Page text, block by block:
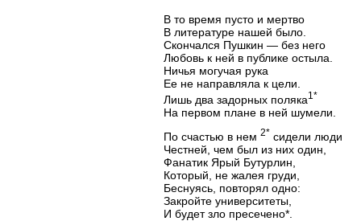
В то время пусто и мертво
В литературе нашей было.
Скончался Пушкин — без него
Любовь к ней в публике остыла.
Ничья могучая рука
Ее не направляла к цели.
Лишь два задорных поляка1*
На первом плане в ней шумели.
По счастью в нем 2* сидели люди
Честней, чем был из них один,
Фанатик Ярый Бутурлин,
Который, не жалея груди,
Беснуясь, повторял одно:
Закройте университеты,
И будет зло пресечено*.